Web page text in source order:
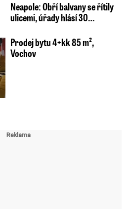
Neapole: Obří balvany se řítily
ulicemi, úřady hlásí 30…
Prodej bytu 4+kk 85 m²,
Vochov